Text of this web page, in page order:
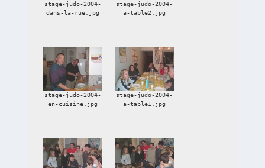
stage-judo-2004-
dans-la-rue.jpg
stage-judo-2004-
a-table2.jpg
stage-judo-2004-
en-cuisine.jpg
stage-judo-2004-
a-table1.jpg